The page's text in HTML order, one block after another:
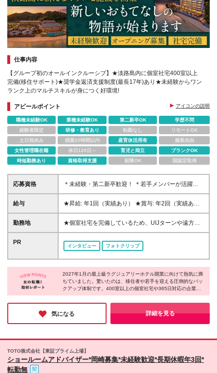
仕事内容
【グループ初のオールインクルーシブ】★淡路島内に個室社宅400室以上
完備(移住サポート)★奨学金返済支援制度(最長17年)あり★未経験からワン
ランク上のマルチスキルが身につく好環境!
アピールポイント アイコンの説明
職種未経験OK 業種未経験OK 第二新卒OK
学歴不問
経験者限定
研修・教育あり 転勤なし
リモートOK
土日祝休み
残業20時間以内 産育休活用有
服装自由
女性管理職在籍
休日120日～ 育児と両立
ブランクOK
時短勤務あり
資格取得支援 副業OK 国認定取得
応募資格
＊未経験・第二新卒歓迎！ ＊若手メンバーが活躍中
◆学歴不問 ◆「淡路島が好き」「接客を極めたい」
という熱意のある方 ※ホテル・観光業界未経験の方も
ホテルの立ち上げに関わってみたい方 ★おもてなし
で人を笑顔にする仕事がしたい方 ★豊かな自然に囲
給与
★昇給: 年1回（実績あり） ★賞与: 年2回（実績あ
り） ※頑張りを正当に評価します! ◆月給25万800
円〜＋諸手当（固定残業代等含む） ※これまでの経験
みます。 超過分は別途支給します。 ※試用期間2ケ
勤務地
★個室社宅を完備しているため、UIJターンや遠方か
らの移住も大歓迎！ ホテルニューアワジグループの
ホテル及び 2027年1月開業の新ホテルにて勤務いただ
きます。 《南あわじ市慶野松原 新ホテル》 兵庫県南
あわじ市松帆古津路970-72 (変更の範囲)上記を除く当
社関連勤務地
PR
インタビュー フォトクリップ
2027年1月の最上級ラグジュアリーホテル開業に向けて熱気に満
ちていました。驚いたのは、移住者や若手を迎える圧倒的なバッ
クアップ体制です。400室以上の個室社宅や365日対応の企業内
保育所を完備し、さらに最長17年の奨学金支援や家族招待制度ま
で用意。未経験からでも安心して接客のプロを目指せる環境があ
り、淡路島から世界へ感動を届けるという強い情熱と温かさを感
じる企業です。
気になる 詳細を見る
TOTO株式会社【東証プライム上場】
ショールームアドバイザー*岡崎募集*未経験歓迎*長期休暇年3回*
転勤無